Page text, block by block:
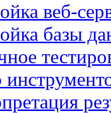
веб-
базы